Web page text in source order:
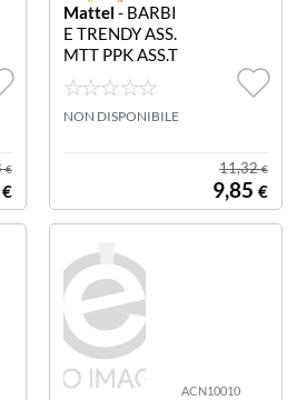
€
€
Mattel - BARBI
E TRENDY ASS.
MTT PPK ASS.T
O DTF41 PPK B
arbie Trendy As
s.to
NON DISPONIBILE
11,32€
9,85 €
ACN10010